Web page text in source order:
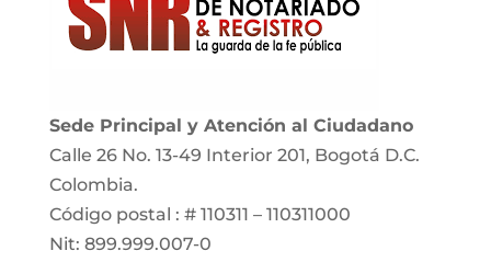
Sede Principal y Atención al Ciudadano
Calle 26 No. 13-49 Interior 201, Bogotá D.C.
Colombia.
Código postal : # 110311 – 110311000
Nit: 899.999.007-0